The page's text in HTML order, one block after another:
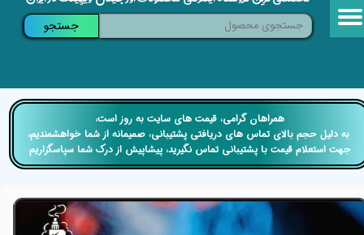
خروج از حساب کاربری
جستجو
​​همراهان گرامی، قیمت های سایت به روز است،
​​​​​​​ به دلیل حجم بالای تماس های دریافتی پشتیبانی، صمیمانه از شما خواهشمندیم،
جهت استعلام قیمت با پشتیبانی تماس نگیرید، پیشاپیش از درک شما سپاسگزاریم